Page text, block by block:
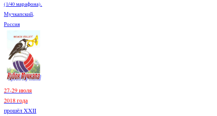
(1/40 марафона).
Мучкапский,
Россия
27-29 июля
2018 года
прошёл XXII